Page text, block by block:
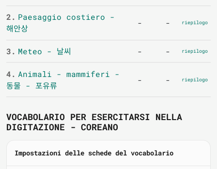
2. Paesaggio costiero -
해안상
- - riepilogo
3. Meteo - 날씨 - - riepilogo
4. Animali - mammiferi -
동물 - 포유류
- - riepilogo
VOCABOLARIO PER ESERCITARSI NELLA
DIGITAZIONE - COREANO
Impostazioni delle schede del vocabolario